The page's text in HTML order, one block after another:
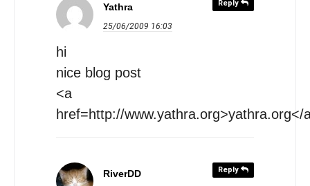
Reply
Yathra
25/06/2009 16:03
hi
nice blog post
<a
href=http://www.yathra.org>yathra.org</
Reply
RiverDD